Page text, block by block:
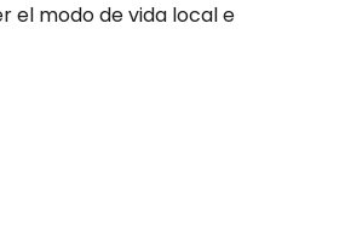
el modo de vida local e